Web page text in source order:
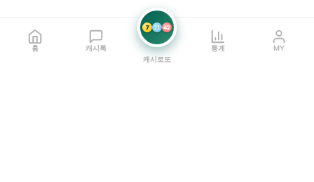
홈 캐시톡
7 21 42
캐시로또
통계 MY